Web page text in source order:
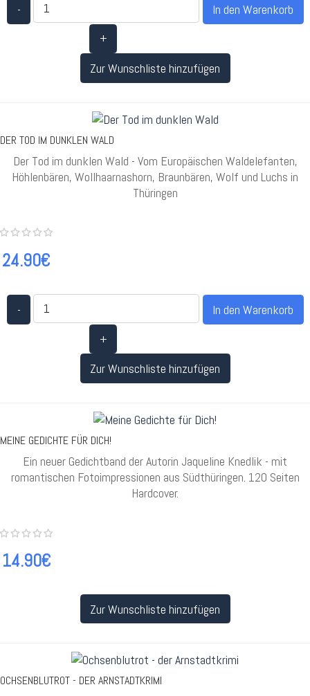
-
+
Zur Wunschliste hinzufügen
DER TOD IM DUNKLEN WALD
Der Tod im dunklen Wald - Vom Europäischen Waldelefanten,
Höhlenbären, Wollhaarnashorn, Braunbären, Wolf und Luchs in
Thüringen
24.90€
-
+
Zur Wunschliste hinzufügen
MEINE GEDICHTE FÜR DICH!
Ein neuer Gedichtband der Autorin Jaqueline Knedlik - mit
romantischen Fotoimpressionen aus Südthüringen. 120 Seiten
Hardcover.
14.90€
Zur Wunschliste hinzufügen
OCHSENBLUTROT - DER ARNSTADTKRIMI